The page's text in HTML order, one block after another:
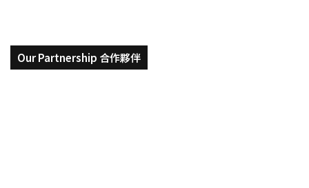
Our Partnership 合作夥伴